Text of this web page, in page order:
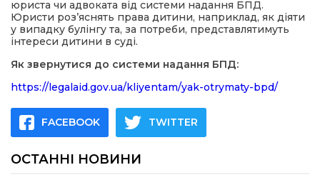
юриста чи адвоката від системи надання БПД.
Юристи роз’яснять права дитини, наприклад, як діяти
у випадку булінгу та, за потреби, представлятимуть
інтереси дитини в суді.
Як звернутися до системи надання БПД:
https://legalaid.gov.ua/kliyentam/yak-otrymaty-bpd/
FACEBOOK TWITTER
ОСТАННІ НОВИНИ